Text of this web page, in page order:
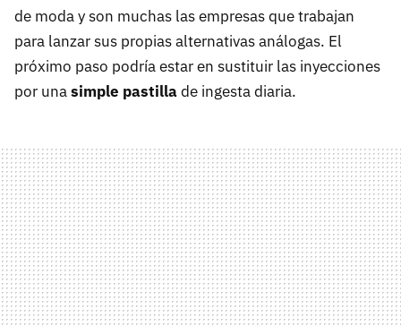
de moda y son muchas las empresas que trabajan
para lanzar sus propias alternativas análogas. El
próximo paso podría estar en sustituir las inyecciones
por unasimple pastillade ingesta diaria.